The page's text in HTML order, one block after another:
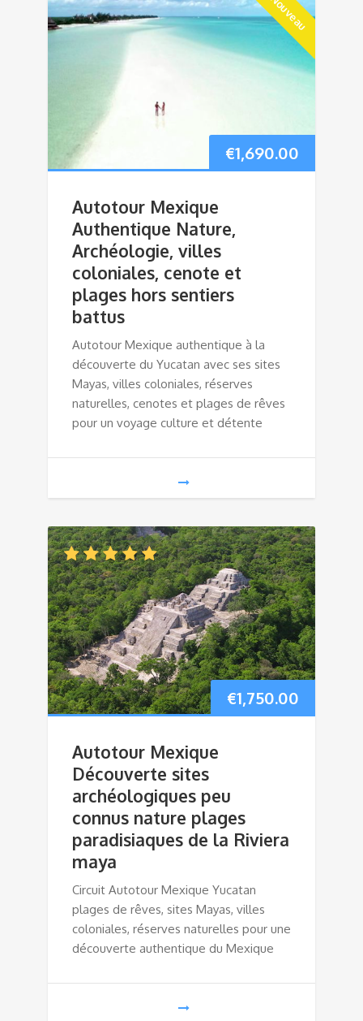
Nouveau
€1,690.00
Autotour Mexique
Authentique Nature,
Archéologie, villes
coloniales, cenote et
plages hors sentiers
battus
Autotour Mexique authentique à la
découverte du Yucatan avec ses sites
Mayas, villes coloniales, réserves
naturelles, cenotes et plages de rêves
pour un voyage culture et détente
€1,750.00
Autotour Mexique
Découverte sites
archéologiques peu
connus nature plages
paradisiaques de la Riviera
maya
Circuit Autotour Mexique Yucatan
plages de rêves, sites Mayas, villes
coloniales, réserves naturelles pour une
découverte authentique du Mexique